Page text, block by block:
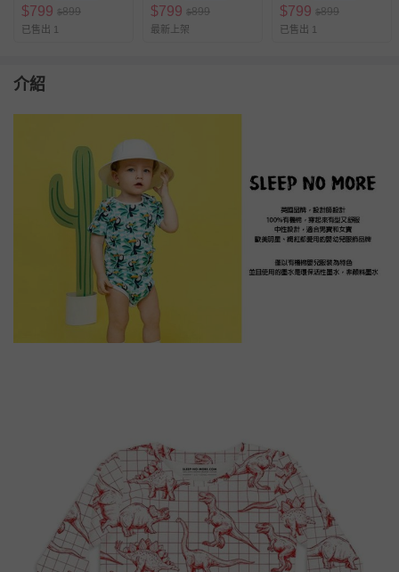
$799 $899
已售出 1
$799 $899
最新上架
$799 $899
已售出 1
介紹